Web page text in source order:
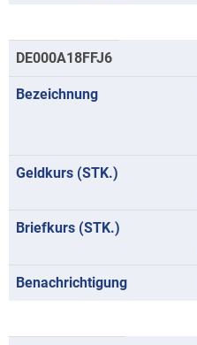
DE000A18FFJ6